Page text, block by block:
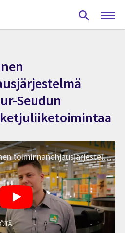
Seudun
Helppokäyttöinen toiminnanohjausjärjestelmä sujuvoittaa Suur-Seudun Osuuskaupan ketjuliiketoimintaa